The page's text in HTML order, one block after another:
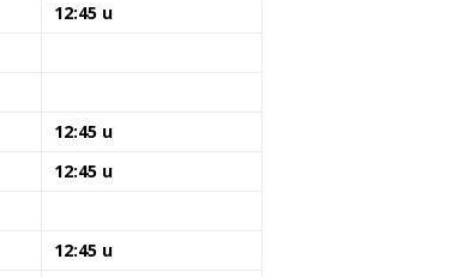
12:45 u
12:45 u
12:45 u
12:45 u